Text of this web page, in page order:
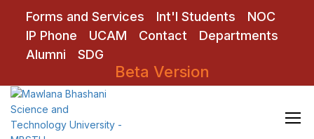
Forms and Services Int'l Students
NOC
IP Phone
UCAM Contact
Departments
Alumni
SDG
Beta Version